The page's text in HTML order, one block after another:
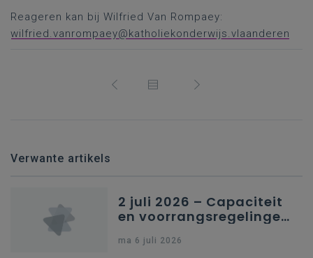
Reageren kan bij Wilfried Van Rompaey:
wilfried.vanrompaey@katholiekonderwijs.vlaanderen
Verwante artikels
2 juli 2026 – Capaciteit
en voorrangsregelingen
secundair onderwijs in
ma 6 juli 2026